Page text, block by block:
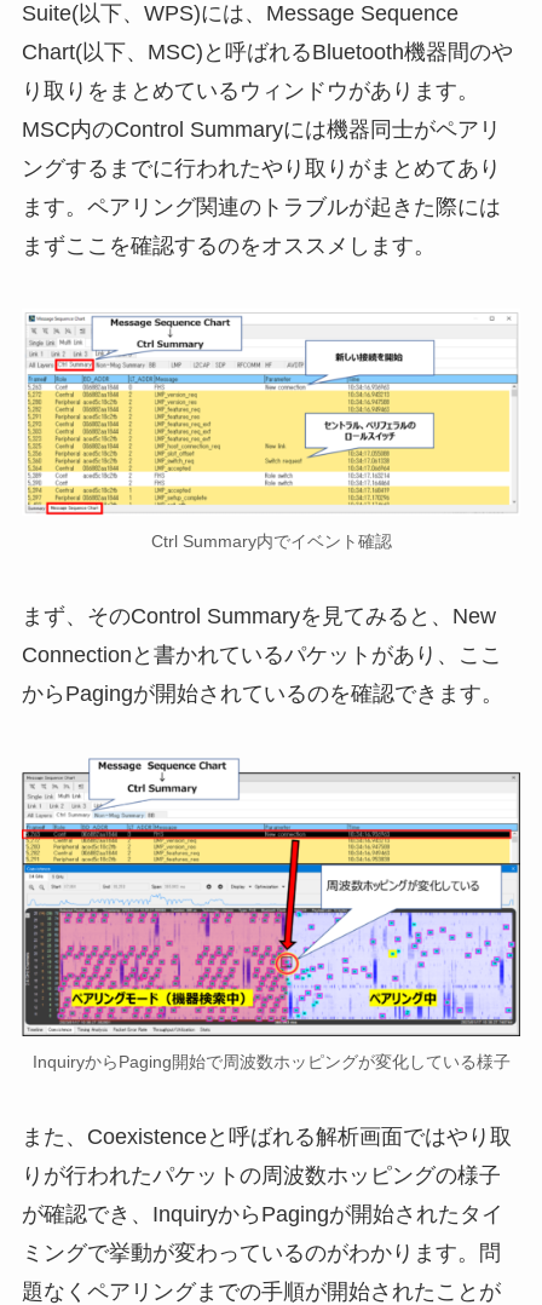
Suite(以下、WPS)には、Message Sequence
Chart(以下、MSC)と呼ばれるBluetooth機器間のや
り取りをまとめているウィンドウがあります。
MSC内のControl Summaryには機器同士がペアリ
ングするまでに行われたやり取りがまとめてあり
ます。ペアリング関連のトラブルが起きた際には
まずここを確認するのをオススメします。
Ctrl Summary内でイベント確認
まず、そのControl Summaryを見てみると、New
Connectionと書かれているパケットがあり、ここ
からPagingが開始されているのを確認できます。
InquiryからPaging開始で周波数ホッピングが変化している様子
また、Coexistenceと呼ばれる解析画面ではやり取
りが行われたパケットの周波数ホッピングの様子
が確認でき、InquiryからPagingが開始されたタイ
ミングで挙動が変わっているのがわかります。問
題なくペアリングまでの手順が開始されたことが